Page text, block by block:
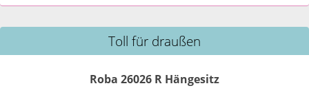
Toll für draußen
Roba 26026 R Hängesitz